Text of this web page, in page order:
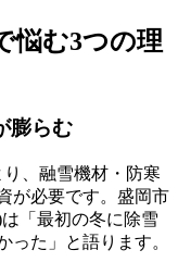
悩む3つの理
膨らむ
、融雪機材・防寒
が必要です。盛岡市
「最初の冬に除雪
った」と語ります。